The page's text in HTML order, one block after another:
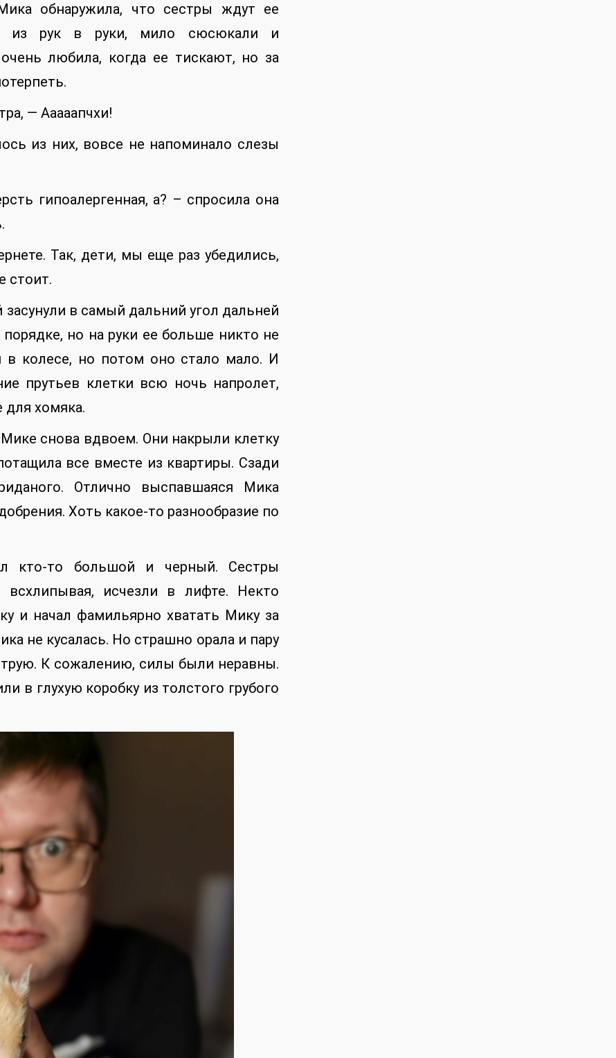
обнаружила, что сестры ждут ее
из рук в руки, мило сюсюкали и
любила, когда ее тискают, но за
— Ааааапчхи!
из них, вовсе не напоминало слезы
гипоалергенная, а? – спросила она
Так, дети, мы еще раз убедились,
стоит.
в самый дальний угол дальней
но на руки ее больше никто не
в колесе, но потом оно стало мало. И
прутьев клетки всю ночь напролет,
хомяка.
снова вдвоем. Они накрыли клетку
все вместе из квартиры. Сзади
Отлично выспавшаяся Мика
Хоть какое-то разнообразие по
кто-то большой и черный. Сестры
исчезли в лифте. Некто
и начал фамильярно хватать Мику за
не кусалась. Но страшно орала и пару
К сожалению, силы были неравны.
в глухую коробку из толстого грубого